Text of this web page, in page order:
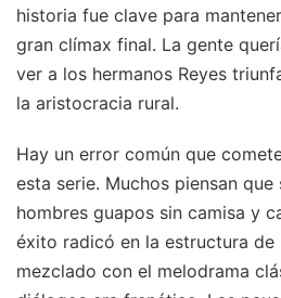
historia fue clave para
gran clímax final. La gente
ver a los hermanos Reyes
la aristocracia rural.
Hay un error común que
esta serie. Muchos piensan
hombres guapos sin camisa y
éxito radicó en la estructura de
mezclado con el melodrama